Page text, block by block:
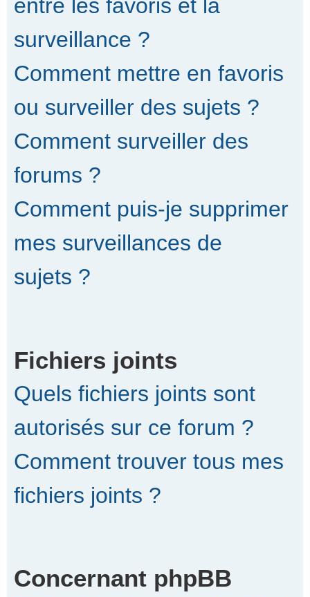
entre les favoris et la
surveillance ?
Comment mettre en favoris
ou surveiller des sujets ?
Comment surveiller des
forums ?
Comment puis-je supprimer
mes surveillances de
sujets ?
Fichiers joints
Quels fichiers joints sont
autorisés sur ce forum ?
Comment trouver tous mes
fichiers joints ?
Concernant phpBB